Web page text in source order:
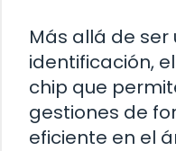
Más allá de ser
identificación,
chip que
gestiones de
eficiente en el